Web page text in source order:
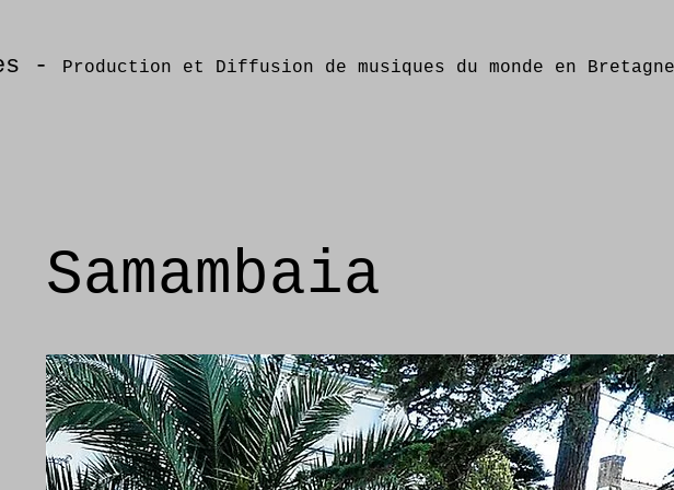
- Production et Diffusion de musiques du monde en Bretagne
Samambaia